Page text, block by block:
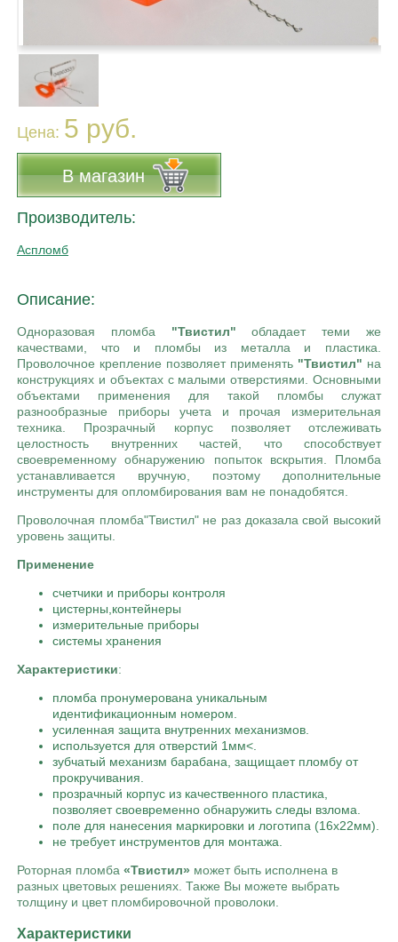
Цена: 5 руб.
В магазин
Производитель:
Аспломб
Описание:
Одноразовая пломба "Твистил" обладает теми же
качествами, что и пломбы из металла и пластика.
Проволочное крепление позволяет применять "Твистил" на
конструкциях и объектах с малыми отверстиями. Основными
объектами применения для такой пломбы служат
разнообразные приборы учета и прочая измерительная
техника. Прозрачный корпус позволяет отслеживать
целостность внутренних частей, что способствует
своевременному обнаружению попыток вскрытия. Пломба
устанавливается вручную, поэтому дополнительные
инструменты для опломбирования вам не понадобятся.
Проволочная пломба"Твистил" не раз доказала свой высокий
уровень защиты.
Применение
счетчики и приборы контроля
цистерны,контейнеры
измерительные приборы
системы хранения
Характеристики:
пломба пронумерована уникальным
идентификационным номером.
усиленная защита внутренних механизмов.
используется для отверстий 1мм<.
зубчатый механизм барабана, защищает пломбу от
прокручивания.
прозрачный корпус из качественного пластика,
позволяет своевременно обнаружить следы взлома.
поле для нанесения маркировки и логотипа (16х22мм).
не требует инструментов для монтажа.
Роторная пломба «Твистил» может быть исполнена в
разных цветовых решениях. Также Вы можете выбрать
толщину и цвет пломбировочной проволоки.
Характеристики